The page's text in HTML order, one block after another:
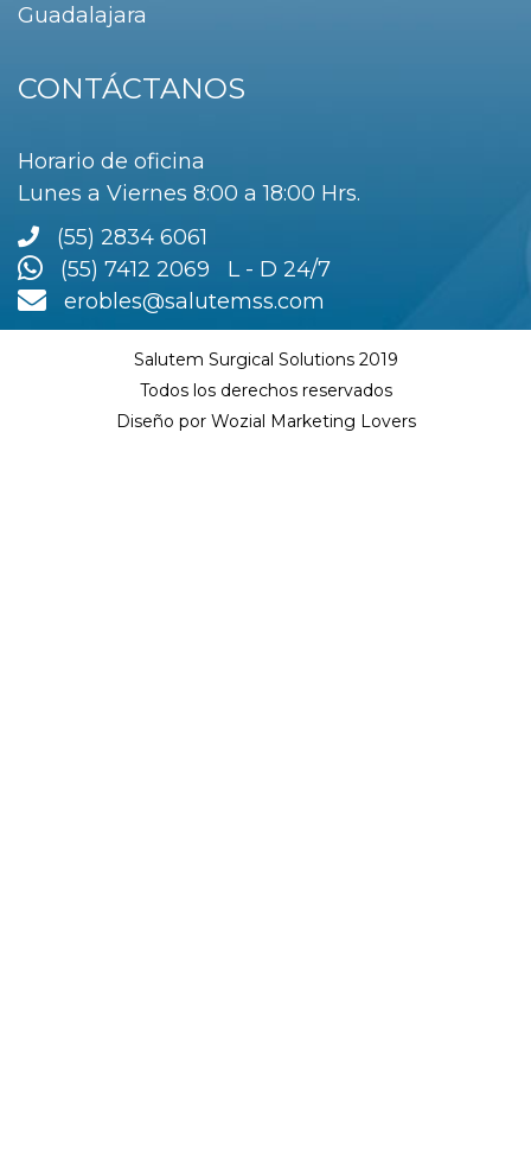
Guadalajara
CONTÁCTANOS
Horario de oficina
Lunes a Viernes 8:00 a 18:00 Hrs.
(55) 2834 6061
(55) 7412 2069 L - D 24/7
erobles@salutemss.com
Salutem Surgical Solutions 2019
Todos los derechos reservados
Diseño por Wozial Marketing Lovers